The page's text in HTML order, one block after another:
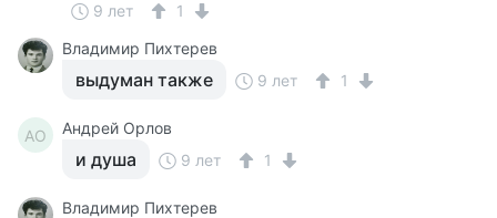
9 лет
1
Владимир Пихтерев
выдуман также 9 лет 1
АО Андрей Орлов
и душа 9 лет 1
Владимир Пихтерев